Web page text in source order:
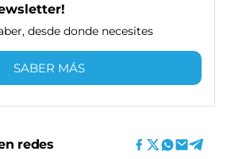
desde donde necesites
SABER MÁS
redes